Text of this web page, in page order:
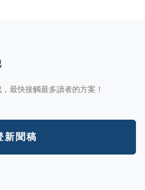
最快接觸最多讀者的方案！
新聞稿